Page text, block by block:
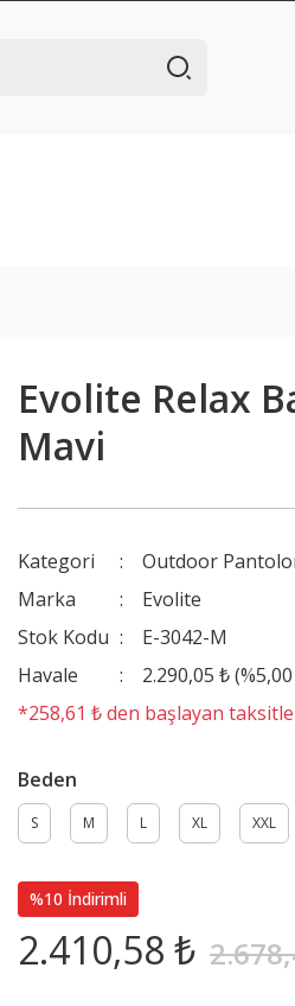
Evolite Relax
Mavi
Kategori
Outdoor
Marka
Evolite
Stok Kodu
E-3042-M
Havale
2.290,05 ₺
*258,61 ₺ den başlayan
Beden
S M L XL XXL
%10 İndirimli
2.410,58 ₺